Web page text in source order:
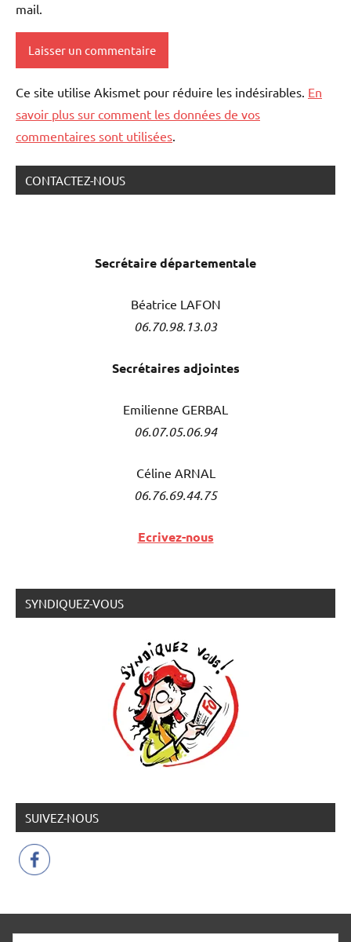
mail.
Ce site utilise Akismet pour réduire les indésirables. En
savoir plus sur comment les données de vos
commentaires sont utilisées
CONTACTEZ-NOUS
Secrétairedépartementale
Béatrice LAFON
06.70.98.13.03
Secrétaires adjointes
Emilienne GERBAL
06.07.05.06.94
Céline ARNAL
06.76.69.44.75
Ecrivez-nous
SYNDIQUEZ-VOUS
SUIVEZ-NOUS